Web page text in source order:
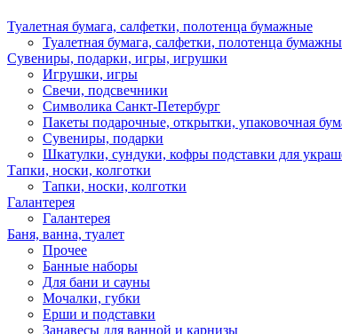
Туалетная бумага, салфетки, полотенца бумажные
Туалетная бумага, салфетки, полотенца
Сувениры, подарки, игры, игрушки
Игрушки, игры
Свечи, подсвечники
Символика Санкт-Петербург
Пакеты подарочные, открытки, упаковочная
Сувениры, подарки
Шкатулки, сундуки, кофры подставки для
Тапки, носки, колготки
Тапки, носки, колготки
Галантерея
Галантерея
Баня, ванна, туалет
Прочее
Банные наборы
Для бани и сауны
Мочалки, губки
Ерши и подставки
Занавесы для ванной и карнизы